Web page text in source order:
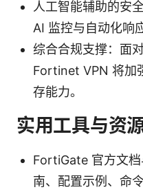
人工智能辅助的安
AI 监控与自动化响
综合合规支撑：面
Fortinet VPN 将加
存能力。
实用工具与资
FortiGate 官方文
南、配置示例、命令